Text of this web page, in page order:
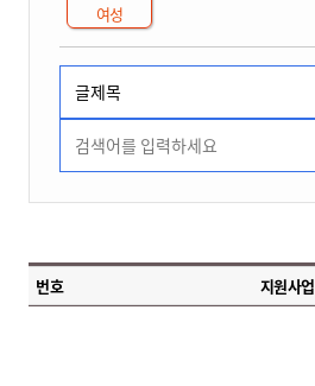
여성
번호 지원사업